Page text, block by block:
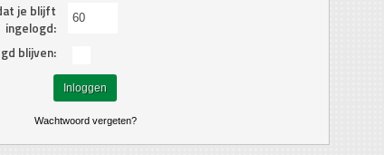
je blijft
ingelogd:
blijven:
Wachtwoord vergeten?